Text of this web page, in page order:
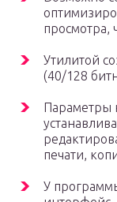
просмотра,
Утилитой
(40/128
Параметры
печати,
У